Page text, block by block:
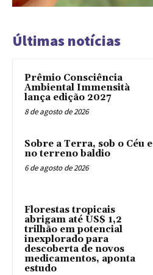
Últimas notícias
Prêmio Consciência
Ambiental Immensità
lança edição 2027
8 de agosto de 2026
Sobre a Terra, sob o Céu e
no terreno baldio
6 de agosto de 2026
Florestas tropicais
abrigam até US$ 1,2
trilhão em potencial
inexplorado para
descoberta de novos
medicamentos, aponta
estudo